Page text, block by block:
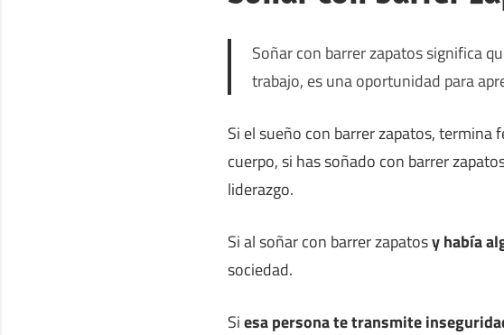
Soñar con barrer zapatos significa
trabajo, es una oportunidad para
Si el sueño con barrer zapatos,
cuerpo, si has soñado con barrer
liderazgo.
Si al soñar con barrer zapatosy había
sociedad.
Siesa persona te transmite